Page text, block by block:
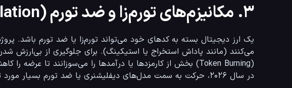
۳. مکانیزم‌های تورم‌زا و ضد تورم (Inflation vs. Deflation)
در سال ۲۰۲۶، حرکت به سمت مدل‌های دیفلیشنری یا ضد تورم بسیار مورد توجه سرمایه‌گذاران سازمانی قرار گرفته است.